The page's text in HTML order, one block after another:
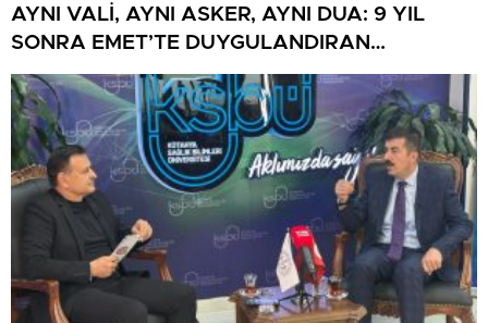
AYNI VALİ, AYNI ASKER, AYNI DUA: 9 YIL
SONRA EMET’TE DUYGULANDIRAN
BULUŞMA